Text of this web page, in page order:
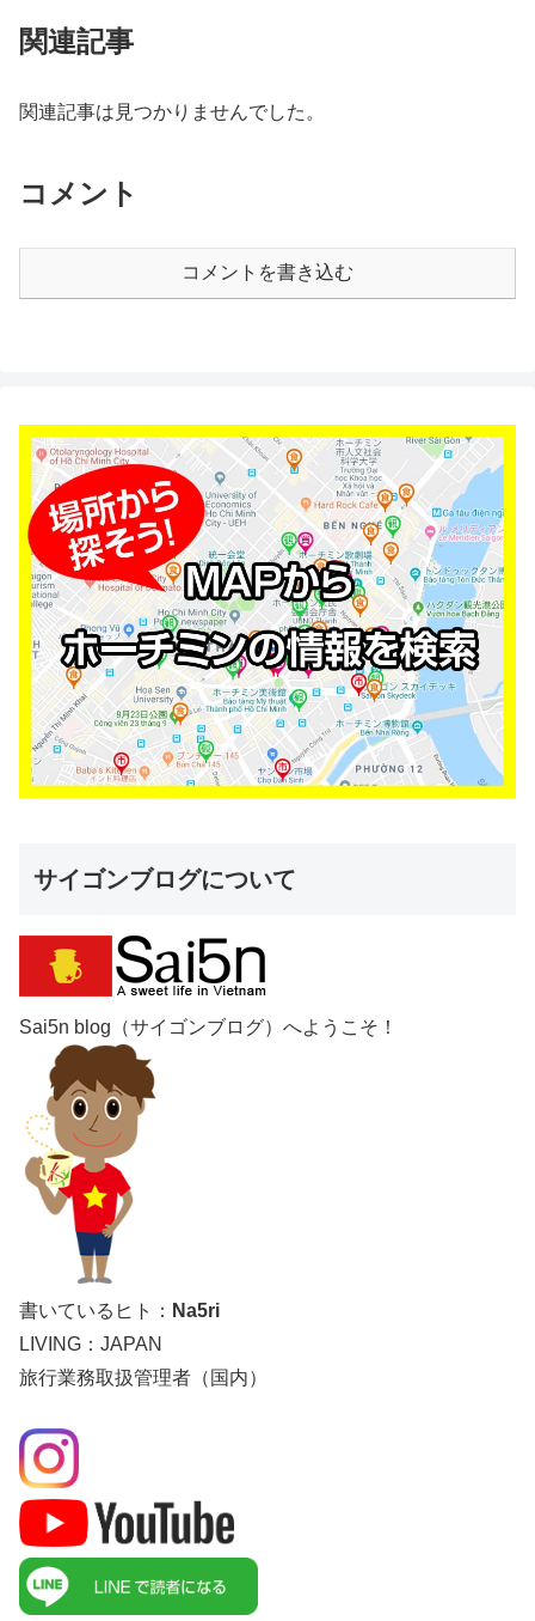
関連記事
関連記事は見つかりませんでした。
コメント
コメントを書き込む
サイゴンブログについて
Sai5n blog（サイゴンブログ）へようこそ！
書いているヒト： Na5ri
LIVING：JAPAN
旅行業務取扱管理者（国内）